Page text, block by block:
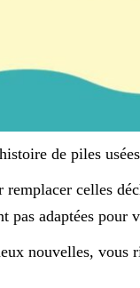
de piles
celles
pas adaptées pour
nouvelles, vous